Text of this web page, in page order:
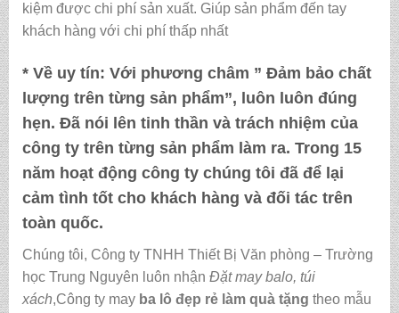
kiệm được chi phí sản xuất. Giúp sản phẩm đến tay
khách hàng với chi phí thấp nhất
* Về uy tín: Với phương châm ” Đảm bảo chất
lượng trên từng sản phẩm”, luôn luôn đúng
hẹn. Đã nói lên tinh thần và trách nhiệm của
công ty trên từng sản phẩm làm ra. Trong 15
năm hoạt động công ty chúng tôi đã để lại
cảm tình tốt cho khách hàng và đối tác trên
toàn quốc.
Chúng tôi, Công ty TNHH Thiết Bị Văn phòng – Trường
học Trung Nguyên luôn nhận Đặt may balo, túi
xách,Công ty may ba lô đẹp rẻ làm quà tặng theo mẫu